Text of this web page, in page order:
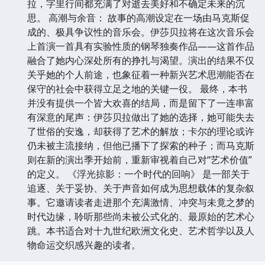
拉，字里行间都充满了对逝去美好和不确定未来的沉
思。 高潮与余音： 故事的高潮设定在一场由马克斯促
成的、极具争议性的音乐会。伊莎贝拉将在这次音乐会
上首演一首具有实验性质的钢琴独奏作品——这首作品
融合了她内心深处所有的挣扎与渴望。演出的结果不仅
关乎她的个人前途，也象征着一种新兴艺术思潮能否在
保守的社会中获得立足之地的关键一役。 最终，本书
并没有提供一个皆大欢喜的结局，而是留下了一连串富
有深意的尾声：伊莎贝拉做出了她的选择，她可能失去
了世俗的安逸，却获得了艺术的解放；卡尔的理论或许
仍未被主流接纳，但他已播下了探索的种子；而马克斯
则在新的演出季开始前，重新审视着自己对“艺术价值”
的定义。 《浮光掠影：一个时代的回响》 是一部关于
追逐、关于妥协、关于声音如何成为思想载体的复杂叙
事。它邀请读者走进那个充满激情、冲突与未竟之梦的
时代边缘，聆听那些尚未被公式化的、最原始的艺术心
跳。本书适合对十九世纪欧洲文化史、艺术哲学以及人
物命运交织感兴趣的读者。